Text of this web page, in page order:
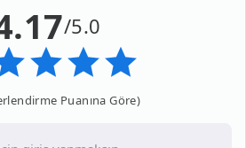
/5.0
Puanına Göre)